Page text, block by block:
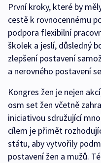
První kroky, které by
cestě k rovnocennému
podpora flexibilní
školek a jeslí, důsledný
zlepšení postavení
a nerovného postavení
Kongres žen je nejen
osm set žen včetně
iniciativou sdružující
cílem je přimět
státu, aby vytvořily
postavení žen a mužů.